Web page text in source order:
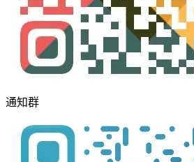
通知群